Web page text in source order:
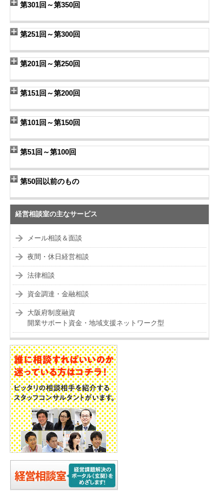
第301回～第350回
第251回～第300回
第201回～第250回
第151回～第200回
第101回～第150回
第51回～第100回
第50回以前のもの
経営相談室の主なサービス
メール相談＆面談
夜間・休日経営相談
法律相談
資金調達・金融相談
大阪府制度融資
開業サポート資金・地域支援ネットワーク型